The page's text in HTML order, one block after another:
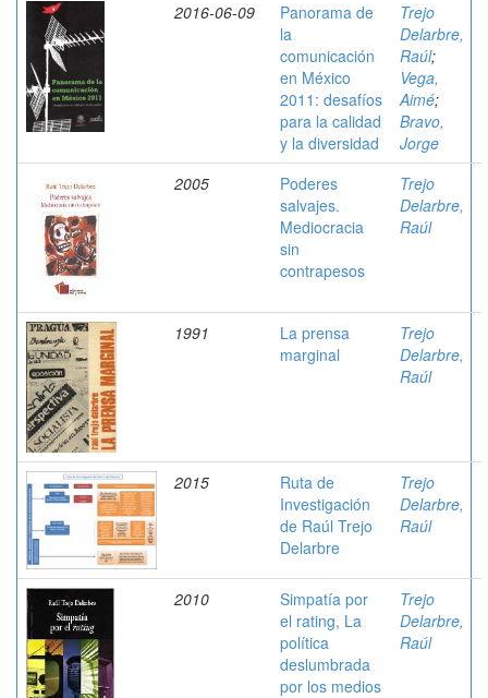
2016-06-09
Panorama de
la
comunicación
en México
2011: desafíos
para la calidad
y la diversidad
Trejo
Delarbre,
Raúl;
Vega,
Aimé;
Bravo,
Jorge
2005
Poderes
salvajes.
Mediocracia
sin
contrapesos
Trejo
Delarbre,
Raúl
1991
La prensa
marginal
Trejo
Delarbre,
Raúl
2015
Ruta de
Investigación
de Raúl Trejo
Delarbre
Trejo
Delarbre,
Raúl
2010
Simpatía por
el rating, La
política
deslumbrada
por los medios
Trejo
Delarbre,
Raúl